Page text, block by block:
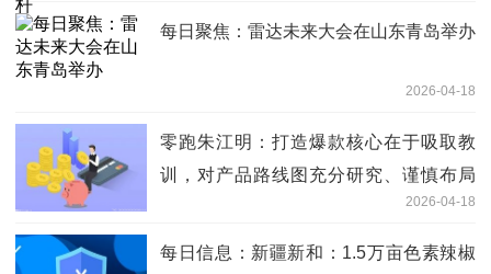
每日聚焦：雷达未来大会在山东青岛举办
2026-04-18
零跑朱江明：打造爆款核心在于吸取教
训，对产品路线图充分研究、谨慎布局
2026-04-18
每日信息：新疆新和：1.5万亩色素辣椒